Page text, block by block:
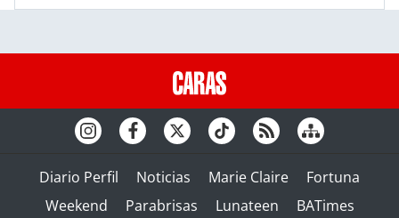
Diario Perfil Noticias Marie Claire
Fortuna
Weekend
Parabrisas Lunateen BATimes